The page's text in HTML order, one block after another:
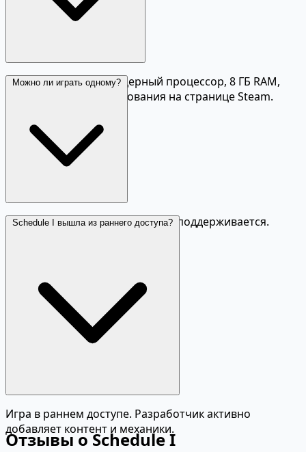
Минимум: четырёхъядерный процессор, 8 ГБ RAM,
GTX 1060. Точные требования на странице Steam.
Можно ли играть одному?
Да, одиночная игра полностью поддерживается.
Schedule I вышла из раннего доступа?
Игра в раннем доступе. Разработчик активно
добавляет контент и механики.
Отзывы о Schedule I